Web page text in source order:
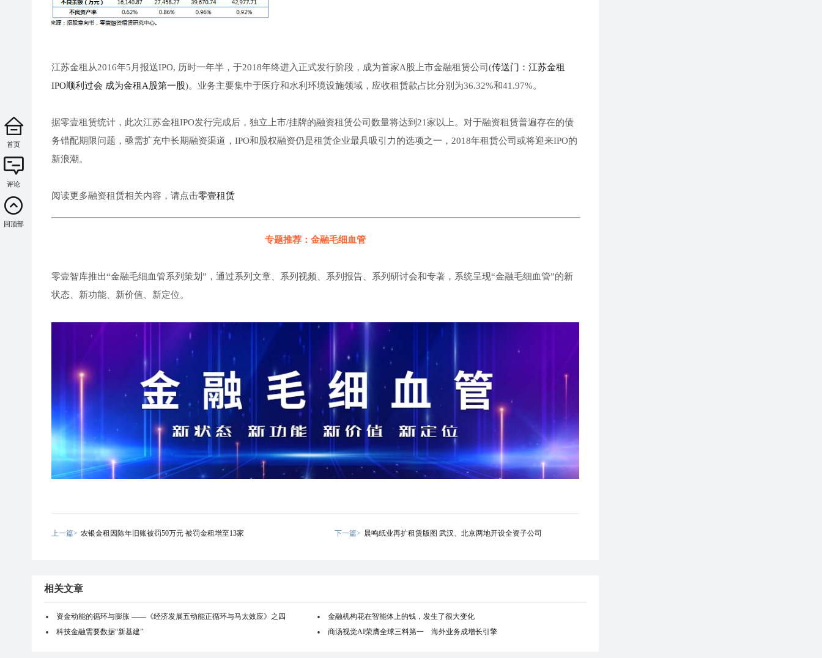
江苏金租从2016年5月报送IPO, 历时一年半，于2018年终进入正式发行阶段，成为首家A股上市金融租赁公司(传送门：江苏金租
IPO顺利过会 成为金租A股第一股)。业务主要集中于医疗和水利环境设施领域，应收租赁款占比分别为36.32%和41.97%。
据零壹租赁统计，此次江苏金租IPO发行完成后，独立上市/挂牌的融资租赁公司数量将达到21家以上。对于融资租赁普遍存在的债
务错配期限问题，亟需扩充中长期融资渠道，IPO和股权融资仍是租赁企业最具吸引力的选项之一，2018年租赁公司或将迎来IPO的
新浪潮。
阅读更多融资租赁相关内容，请点击零壹租赁
专题推荐：金融毛细血管
零壹智库推出“金融毛细血管系列策划”，通过系列文章、系列视频、系列报告、系列研讨会和专著，系统呈现“金融毛细血管”的新
状态、新功能、新价值、新定位。
上一篇> 农银金租因陈年旧账被罚50万元 被罚金租增至13家 下一篇> 晨鸣纸业再扩租赁版图 武汉、北京两地开设全资子公司
相关文章
资金动能的循环与膨胀 ——《经济发展五动能正循环与马太效应》之四
金融机构花在智能体上的钱，发生了很大变化
科技金融需要数据“新基建”
商汤视觉AI荣膺全球三料第一 海外业务成增长引擎
首页
评论
回顶部